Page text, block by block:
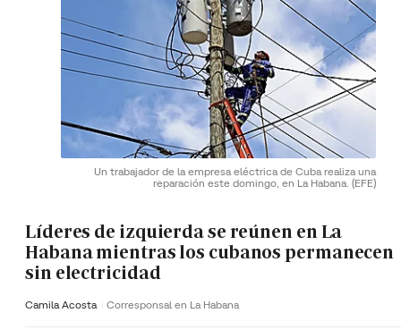
Un trabajador de la empresa eléctrica de Cuba realiza una
reparación este domingo, en La Habana. (EFE)
Líderes de izquierda se reúnen en La
Habana mientras los cubanos permanecen
sin electricidad
Camila Acosta Corresponsal en La Habana